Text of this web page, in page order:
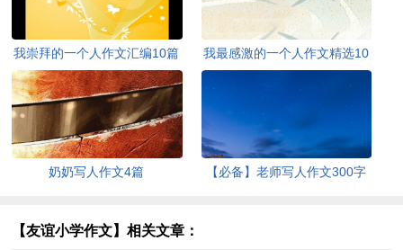
我崇拜的一个人作文汇编10篇
我最感激的一个人作文精选10
奶奶写人作文4篇
【必备】老师写人作文300字
【友谊小学作文】相关文章：